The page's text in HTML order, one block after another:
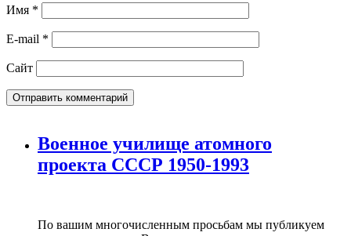
Имя *
E-mail *
Сайт
Военное училище атомного
проекта СССР 1950-1993
По вашим многочисленным просьбам мы публикуем